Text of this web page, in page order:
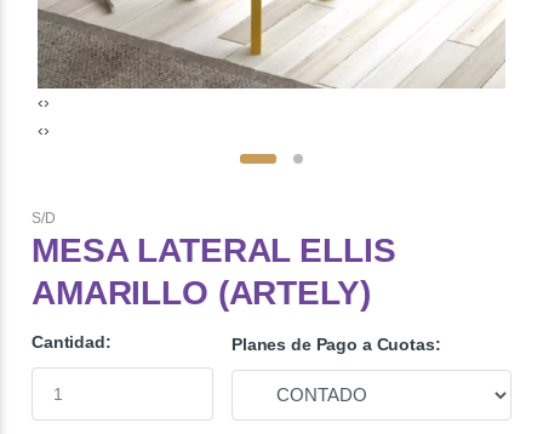
‹›
‹›
S/D
MESA LATERAL ELLIS
AMARILLO (ARTELY)
Cantidad: Planes de Pago a Cuotas: